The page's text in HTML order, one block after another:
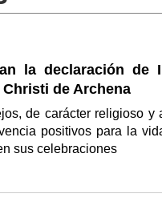
la declaración de
de Archena
de carácter religioso
positivos para la
sus celebraciones